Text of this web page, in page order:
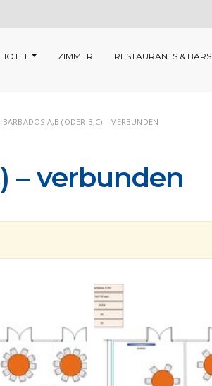
HOTEL ZIMMER RESTAURANTS & BARS
BARBADOS A,B (ODER B,C) – VERBUNDEN
– verbunden